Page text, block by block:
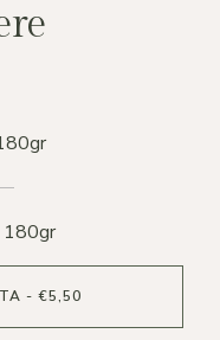
180gr
- €5,50